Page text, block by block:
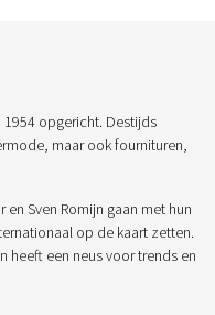
1954 opgericht. Destijds
maar ook fournituren,
en Sven Romijn gaan met hun
op de kaart zetten.
heeft een neus voor trends en